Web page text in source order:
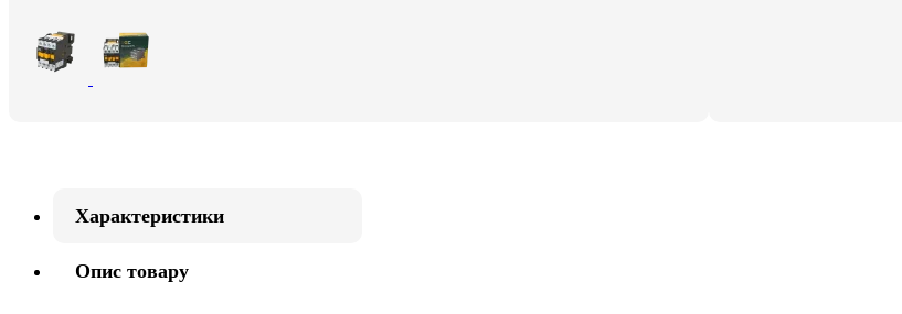
Характеристики
Опис товару